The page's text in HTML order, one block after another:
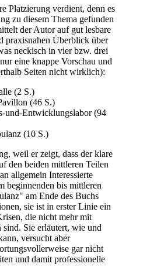
Platzierung verdient, denn es
zu diesem Thema gefunden
der Autor auf gut lesbare
praxisnahen Überblick über
neckisch in vier bzw. drei
eine knappe Vorschau und
Seiten nicht wirklich):
(2 S.)
(46 S.)
und-Entwicklungslabor (94
(10 S.)
weil er zeigt, dass der klare
den beiden mittleren Teilen
allgemein Interessierte
beginnenden bis mittleren
am Ende des Buchs
sie ist in erster Linie ein
die nicht mehr mit
Sie erläutert, wie und
versucht aber
gar nicht
und damit professionelle